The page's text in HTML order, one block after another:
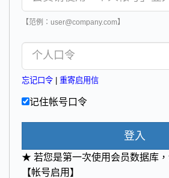
【范例：user@company.com】
忘记口令 重寄启用信
记住帐号口令
登入
★ 若您是第一次使用会员数据库
【帐号启用】